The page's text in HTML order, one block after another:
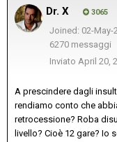
Dr. X 3065
Joined: 02-May-
6270 messaggi
Inviato April 20,
A prescindere dagli
rendiamo conto che
retrocessione? Roba
livello? Cioè 12 gare?